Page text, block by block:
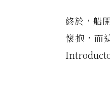
終於，船
懷抱，而